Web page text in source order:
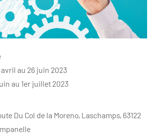
au 26 juin 2023
au 1er juillet 2023
Du Col de la Moreno, Laschamps, 63122